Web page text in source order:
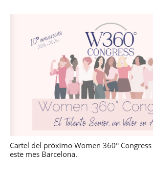
Cartel del próximo Women 360°
este mes Barcelona.